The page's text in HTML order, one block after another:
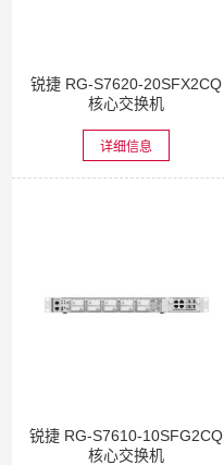
锐捷 RG-S7620-20SFX2CQ
核心交换机
详细信息
锐捷 RG-S7610-10SFG2CQ
核心交换机